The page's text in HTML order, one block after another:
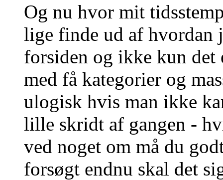
Og nu hvor mit
lige finde ud af hvordan
forsiden og ikke kun
med få kategorier og
ulogisk hvis man ikke
lille skridt af gangen -
ved noget om må du
forsøgt endnu skal det